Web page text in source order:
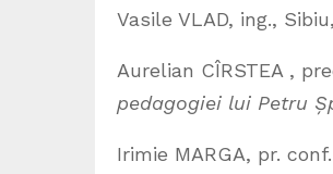
Vasile VLAD, ing.,
Aurelian CÎRSTEA ,
pedagogiei lui Petru
Irimie MARGA, pr.